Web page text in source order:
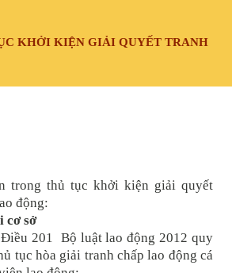
KHỞI KIỆN GIẢI QUYẾT TRANH
động:
cơ sở
201 Bộ luật lao động 2012 quy
tục hòa giải tranh chấp lao động cá